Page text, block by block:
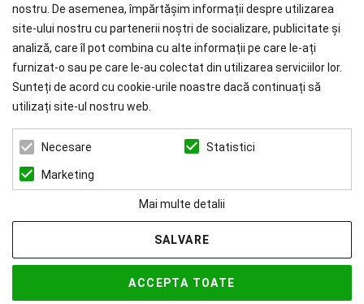
WHY CHOOSE PAÏSI
Branduri Internationale
Livrare Gratuită pentru Comenzile mai mari de 1000 RON.
CUI: 39022519
© 2026 Paisi Powered byblugento
nostru. De asemenea, împărtășim informații despre utilizarea
site-ului nostru cu partenerii noștri de socializare, publicitate și
analiză, care îl pot combina cu alte informații pe care le-ați
furnizat-o sau pe care le-au colectat din utilizarea serviciilor lor.
Sunteți de acord cu cookie-urile noastre dacă continuați să
utilizați site-ul nostru web.
Necesare Statistici
Marketing
Mai multe detalii
SALVARE
ACCEPTA TOATE